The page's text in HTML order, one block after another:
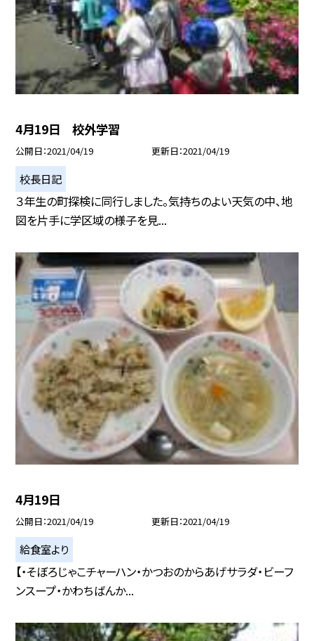
4月19日 校外学習
公開日 2021/04/19 更新日 2021/04/19
校長日記
３年生の町探検に同行しました。気持ちのよい天気の中、地
図を片手に学区域の様子を見...
4月19日
公開日 2021/04/19 更新日 2021/04/19
給食室より
【・そぼろじゃこチャーハン・かつおのからあげサラダ・ビーフ
ンスープ・かわちばんか...